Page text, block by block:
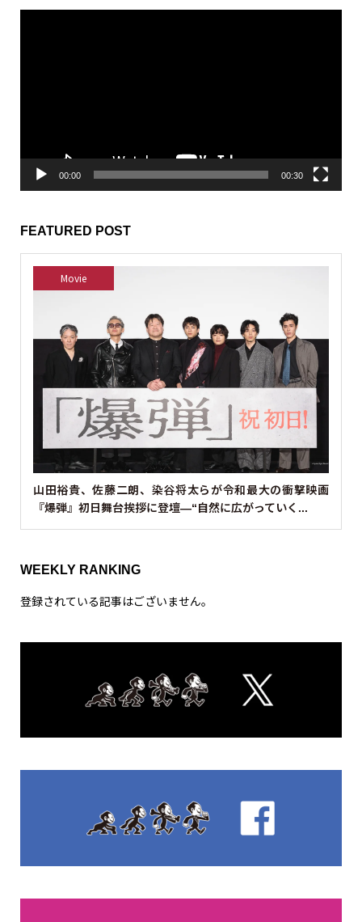
00:00 00:30
FEATURED POST
Movie
山田裕貴、佐藤二朗、染谷将太らが令和最大の衝撃映画
『爆弾』初日舞台挨拶に登壇—“自然に広がっていく...
WEEKLY RANKING
登録されている記事はございません。